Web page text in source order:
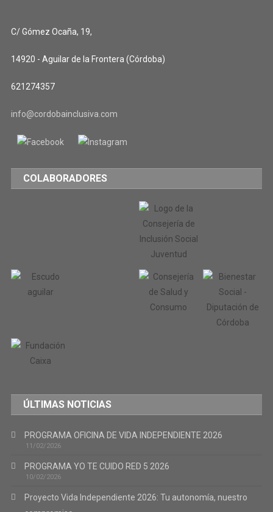
C/ Gómez Ocaña, 19,
14920 - Aguilar de la Frontera (Córdoba)
621274357
info@cordobainclusiva.com
COLABORADORES
ÚLTIMAS NOTICIAS
PROGRAMA OFICINA DE VIDA INDEPENDIENTE 2026
11/02/2026
PROGRAMA YO TE CUIDO RED 5 2026
10/02/2026
Proyecto Vida Independiente 2026: Tu autonomía, nuestro